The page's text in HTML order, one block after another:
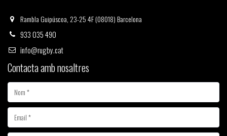
Rambla Guipúscoa, 23-25 4F (08018) Barcelona
933 035 490
info@rugby.cat
Contacta amb nosaltres